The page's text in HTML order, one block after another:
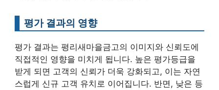
평가 결과의 영향
평가 결과는 평리새마을금고의 이미지와 신뢰도에
직접적인 영향을 미치게 됩니다. 높은 평가등급을
받게 되면 고객의 신뢰가 더욱 강화되고, 이는 자연
스럽게 신규 고객 유치로 이어집니다. 반면, 낮은 등